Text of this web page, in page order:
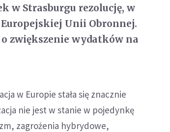
w Strasburgu rezolucję, w
Unii Obronnej.
zwiększenie wydatków na
w Europie stała się znacznie
nie jest w stanie w pojedynkę
zagrożenia hybrydowe,